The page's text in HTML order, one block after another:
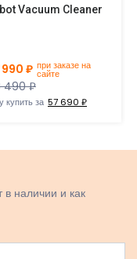
Vacuum Cleaner
₽ при заказе на
сайте
490 ₽
купить за 57 690 ₽
в наличии и как